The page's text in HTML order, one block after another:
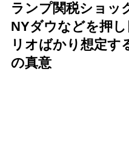
ランプ関税ショッ
NYダウなどを押
リオばかり想定す
の真意